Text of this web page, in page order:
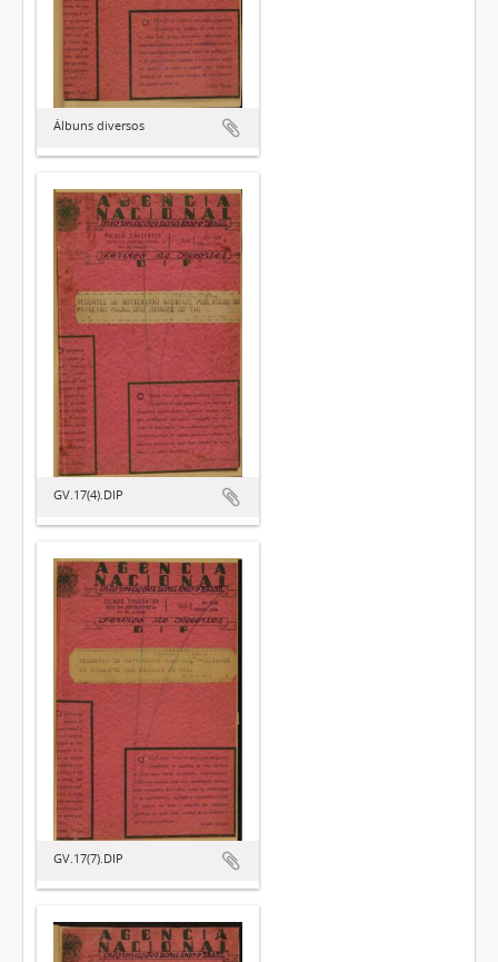
Álbuns diversos
GV.17(4).DIP
GV.17(7).DIP